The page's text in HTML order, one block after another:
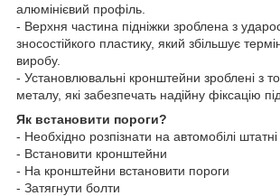
алюмінієвий профіль.
- Верхня частина підніжки зроблена з
зносостійкого пластику, який збільшує
виробу.
- Установлювальні кронштейни зроблені з
металу, які забезпечать надійну фіксацію
Як встановити пороги?
- Необхідно розпізнати на автомобілі штатні
- Встановити кронштейни
- На кронштейни встановити пороги
- Затягнути болти